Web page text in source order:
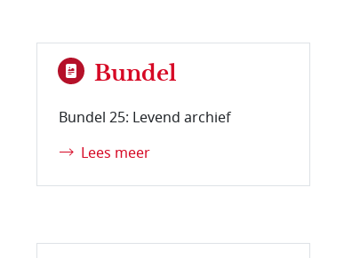
Bundel
Bundel 25: Levend archief
Lees meer